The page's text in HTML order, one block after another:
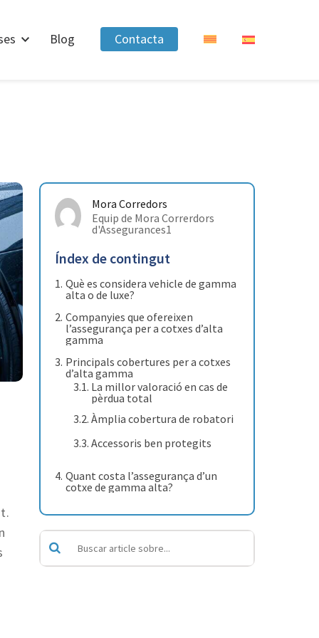
Blog Contacta
Mora Corredors
Equip de Mora Correrdors
d'Assegurances1
Índex de contingut
Què es considera vehicle de gamma
alta o de luxe?
Companyies que ofereixen
l’assegurança per a cotxes d’alta
gamma
Principals cobertures per a cotxes
d’alta gamma
La millor valoració en cas de
pèrdua total
Àmplia cobertura de robatori
Accessoris ben protegits
Quant costa l’assegurança d’un
cotxe de gamma alta?